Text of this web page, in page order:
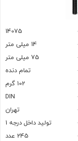
14075
14 میلی متر
75 میلی متر
تمام دنده
102 گرم
DIN
تهران
تولید داخل درجه 1
245 عدد